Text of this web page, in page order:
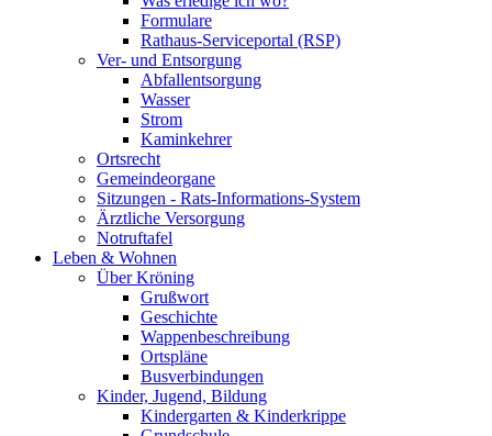
Formulare
Rathaus-Serviceportal (RSP)
Ver- und Entsorgung
Abfallentsorgung
Wasser
Strom
Kaminkehrer
Ortsrecht
Gemeindeorgane
Sitzungen - Rats-Informations-System
Ärztliche Versorgung
Notruftafel
Leben & Wohnen
Über Kröning
Grußwort
Geschichte
Wappenbeschreibung
Ortspläne
Busverbindungen
Kinder, Jugend, Bildung
Kindergarten & Kinderkrippe